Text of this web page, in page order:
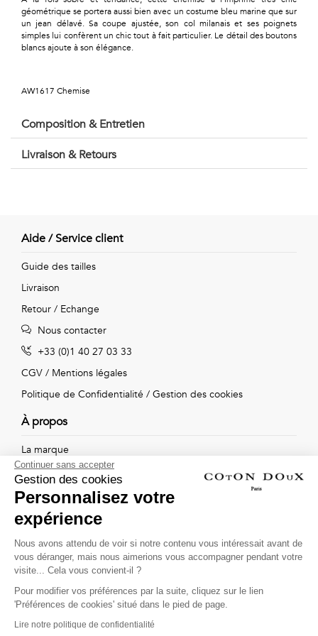
Géométriques
Talents
Métiers
Petits
Pop
Vintage
Voir
géométrique se portera aussi bien avec un costume bleu marine que sur
un jean délavé. Sa coupe ajustée, son col milanais et ses poignets
simples lui confèrent un chic tout à fait particulier. Le détail des boutons
blancs ajoute à son élégance.
AW1617 Chemise
Composition & Entretien
Livraison & Retours
Aide / Service client
Guide des tailles
Livraison
Retour / Echange
Nous contacter
+33 (0)1 40 27 03 33
CGV / Mentions légales
Politique de Confidentialité / Gestion des cookies
À propos
La marque
Nos boutiques
Suivez-nous !
Recevez par email l'actualité de Coton Doux : nouvelles
collections, remises spéciales et ventes privées...
Continuer sans accepter
Gestion des cookies
Personnalisez votre
expérience
Nous avons attendu de voir si notre contenu vous intéressait avant de
vous déranger, mais nous aimerions vous accompagner pendant votre
visite... Cela vous convient-il ?
Pour modifier vos préférences par la suite, cliquez sur le lien
'Préférences de cookies' situé dans le pied de page.
Lire notre politique de confidentialité